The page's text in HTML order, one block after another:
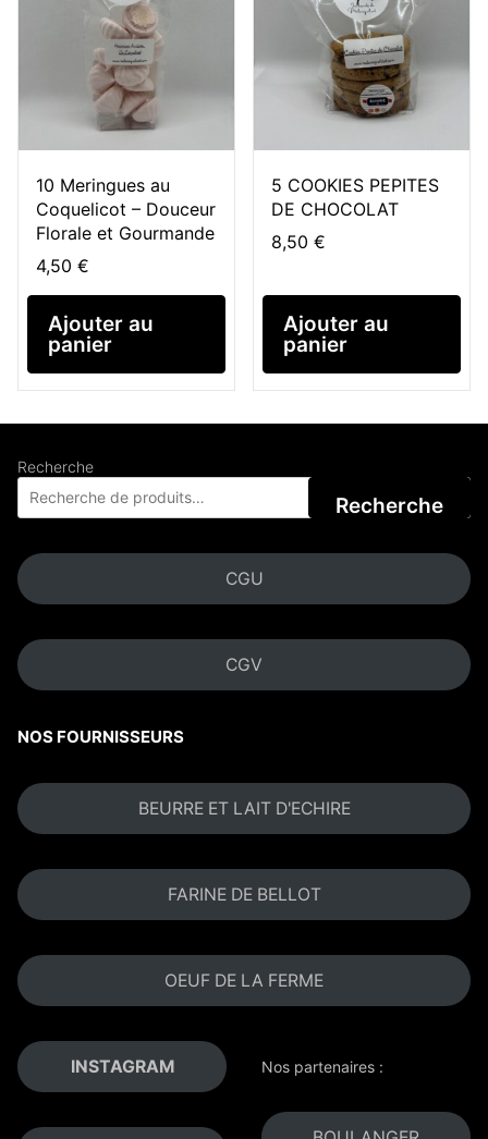
10 Meringues au
Coquelicot – Douceur
Florale et Gourmande
4,50 €
Ajouter au
panier
5 COOKIES PEPITES
DE CHOCOLAT
8,50 €
Ajouter au
panier
Recherche
Recherche
CGU
CGV
NOS FOURNISSEURS
BEURRE ET LAIT D'ECHIRE
FARINE DE BELLOT
OEUF DE LA FERME
INSTAGRAM Nos partenaires :